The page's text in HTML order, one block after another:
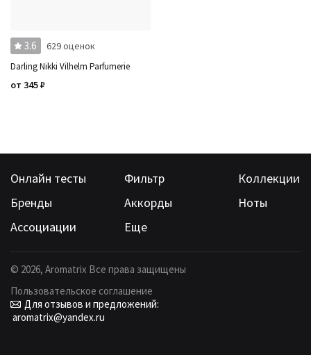
3.6 629 оценок
Darling Nikki Vilhelm Parfumerie
от 345₽
Онлайн тесты Фильтр
Коллекции
Бренды
Аккорды
Ноты
Ассоциации
Еще
© 2026, Aromatrix Все права защищены
Пользовательское соглашение
Для отзывов и предложений:
aromatrix@yandex.ru